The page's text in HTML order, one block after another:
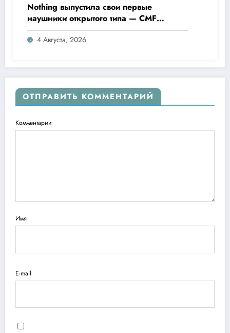
Nothing выпустила свои первые
наушники открытого типа — CMF
Clip Pro
4 Августа, 2026
ОТПРАВИТЬ КОММЕНТАРИЙ
Комментарии
Имя
E-mail